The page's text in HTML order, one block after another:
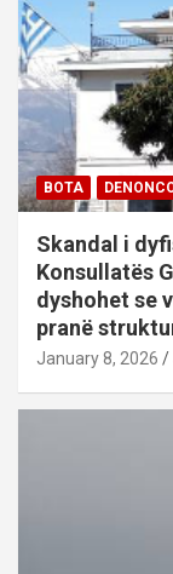
BOTA
Skandal i
Konsullatës
dyshohet se
pranë
January 8, 2026